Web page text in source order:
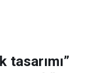
tasarımı”